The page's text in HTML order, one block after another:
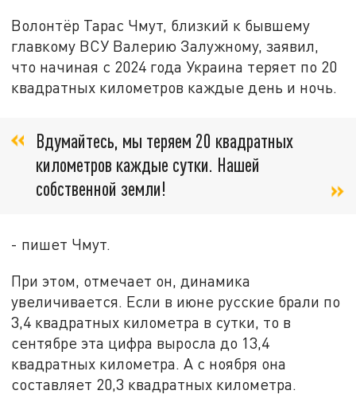
Волонтёр Тарас Чмут, близкий к бывшему
главкому ВСУ Валерию Залужному, заявил,
что начиная с 2024 года Украина теряет по 20
квадратных километров каждые день и ночь.
Вдумайтесь, мы теряем 20 квадратных
километров каждые сутки. Нашей
собственной земли!
- пишет Чмут.
При этом, отмечает он, динамика
увеличивается. Если в июне русские брали по
3,4 квадратных километра в сутки, то в
сентябре эта цифра выросла до 13,4
квадратных километра. А с ноября она
составляет 20,3 квадратных километра.